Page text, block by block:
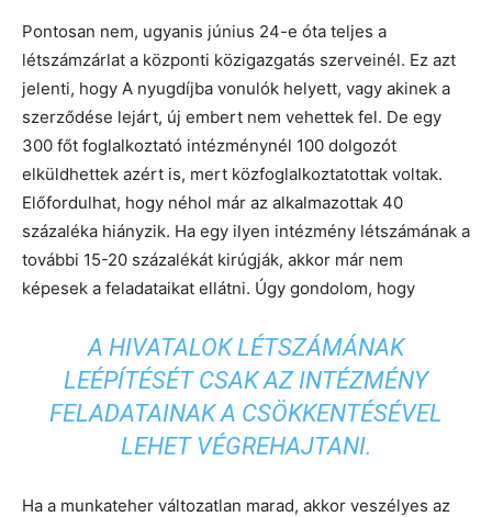
Pontosan nem, ugyanis június 24-e óta teljes a
létszámzárlat a központi közigazgatás szerveinél. Ez azt
jelenti, hogy A nyugdíjba vonulók helyett, vagy akinek a
szerződése lejárt, új embert nem vehettek fel. De egy
300 főt foglalkoztató intézménynél 100 dolgozót
elküldhettek azért is, mert közfoglalkoztatottak voltak.
Előfordulhat, hogy néhol már az alkalmazottak 40
százaléka hiányzik. Ha egy ilyen intézmény létszámának a
további 15-20 százalékát kirúgják, akkor már nem
képesek a feladataikat ellátni. Úgy gondolom, hogy
A HIVATALOK LÉTSZÁMÁNAK
LEÉPÍTÉSÉT CSAK AZ INTÉZMÉNY
FELADATAINAK A CSÖKKENTÉSÉVEL
LEHET VÉGREHAJTANI.
Ha a munkateher változatlan marad, akkor veszélyes az